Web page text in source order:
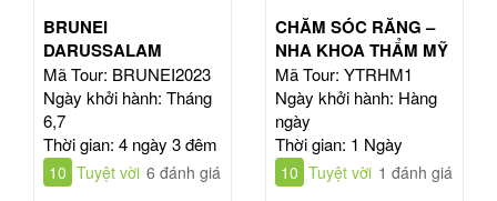
BRUNEI
DARUSSALAM
Mã Tour: BRUNEI2023
Ngày khởi hành: Tháng
6,7
Thời gian: 4 ngày 3 đêm
10 Tuyệt vời 6 đánh giá
CHĂM SÓC RĂNG –
NHA KHOA THẨM MỸ
Mã Tour: YTRHM1
Ngày khởi hành: Hàng
ngày
Thời gian: 1 Ngày
10 Tuyệt vời 1 đánh giá